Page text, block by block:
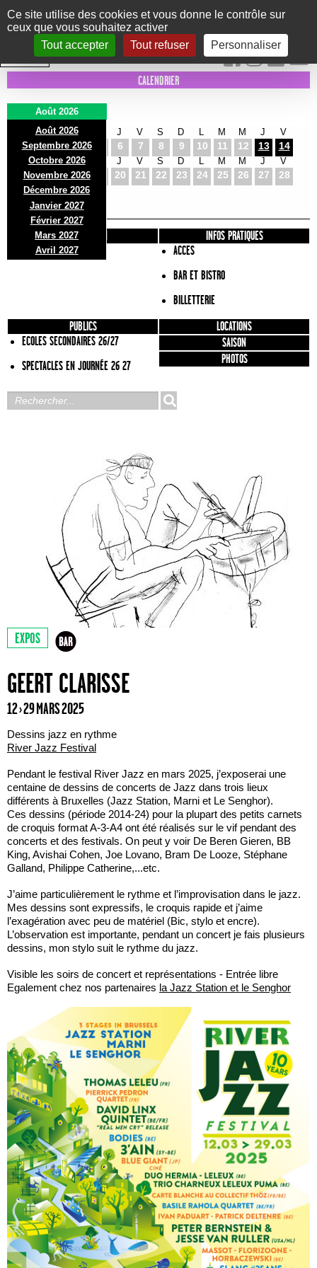
Panneau de gestion des cookies
Ce site utilise des cookies et vous donne le contrôle sur
ceux que vous souhaitez activer
Tout accepter
Tout refuser Personnaliser
Le Marni
CONCERTS DANSE/CIRQUE THÉÂTRE KIDS EXPOS EVENTS
INTRA MUROS
CALENDRIER
Août 2026
Août 2026
Septembre 2026
Octobre 2026
Novembre 2026
Décembre 2026
Janvier 2027
Février 2027
Mars 2027
Avril 2027
D
2
L
3
M
4
J
6
V
7
S
8
D
9 10
M
11
M
12
J
13
V
14
D
16
L
17
M
18
J
20
V
21
S
22
D
23 24
M
25
M
26
J
27
V
28
D
30
L
31
PRÉSENTATION
INFOS PRATIQUES
ACCES
BAR ET BISTRO
BILLETTERIE
PUBLICS
ECOLES SECONDAIRES 26/27
SPECTACLES EN JOURNÉE 26 27
LOCATIONS
SAISON
PHOTOS
EXPOS
GEERT CLARISSE
12 › 29 MARS 2025
Dessins jazz en rythme
River Jazz Festival
Pendant le festival River Jazz en mars 2025, j’exposerai une
centaine de dessins de concerts de Jazz dans trois lieux
différents à Bruxelles (Jazz Station, Marni et Le Senghor).
Ces dessins (période 2014-24) pour la plupart des petits carnets
de croquis format A-3-A4 ont été réalisés sur le vif pendant des
concerts et des festivals. On peut y voir De Beren Gieren, BB
King, Avishai Cohen, Joe Lovano, Bram De Looze, Stéphane
Galland, Philippe Catherine,...etc.
J’aime particulièrement le rythme et l’improvisation dans le jazz.
Mes dessins sont expressifs, le croquis rapide et j’aime
l’exagération avec peu de matériel (Bic, stylo et encre).
L’observation est importante, pendant un concert je fais plusieurs
dessins, mon stylo suit le rythme du jazz.
Visible les soirs de concert et représentations - Entrée libre
Egalement chez nos partenaires la Jazz Station et le Senghor